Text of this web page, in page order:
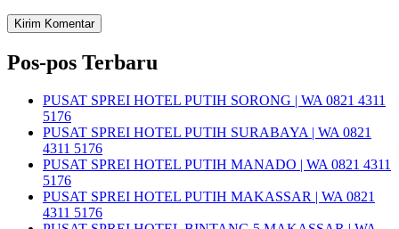
Pos-pos Terbaru
PUSAT SPREI HOTEL PUTIH SORONG | WA 0821 4311
5176
PUSAT SPREI HOTEL PUTIH SURABAYA | WA 0821
4311 5176
PUSAT SPREI HOTEL PUTIH MANADO | WA 0821 4311
5176
PUSAT SPREI HOTEL PUTIH MAKASSAR | WA 0821
4311 5176